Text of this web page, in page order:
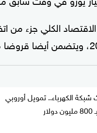
الكلي جزء من اتفاق تمويل
شبكة الكهرباء.. تمويل أوروبي